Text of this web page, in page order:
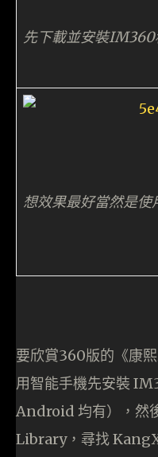
先下載並安裝
想效果最好當然是
要欣賞360版的《康
用智能手機先安裝
Android 均有），然
Library，尋找